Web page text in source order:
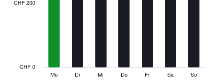
Mo Di Mi Do Fr Sa So
CHF 0
CHF 200